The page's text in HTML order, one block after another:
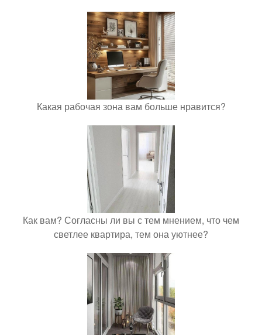
Какая рабочая зона вам больше нравится?
Как вам? Согласны ли вы с тем мнением, что чем
светлее квартира, тем она уютнее?